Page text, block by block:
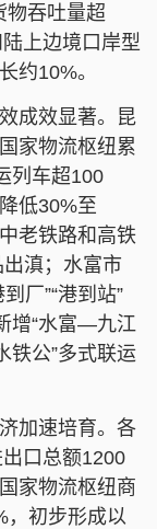
物吞吐量超
上边境口岸型
约10%。
成效显著。昆
家物流枢纽累
列车超100
低30%至
老铁路和高铁
滇；水富市
厂”“港到站”
增“水富—九江
铁公”多式联运
加速培育。各
口总额1200
家物流枢纽商
，初步形成以